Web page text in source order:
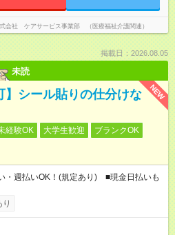
会社 ケアサービス事業部 （医療福祉介護関連）
掲載日：2026.08.05
未読
NEW
】シール貼りの仕分けな
経験OK 大学生歓迎
ブランクOK
週払いOK！(規定あり) ■現金日払いも